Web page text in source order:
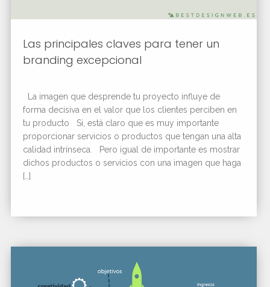
Las principales claves para tener un
branding excepcional
La imagen que desprende tu proyecto influye de
forma decisiva en el valor que los clientes perciben en
tu producto Si, está claro que es muy importante
proporcionar servicios o productos que tengan una alta
calidad intrínseca. Pero igual de importante es mostrar
dichos productos o servicios con una imagen que haga
[…]